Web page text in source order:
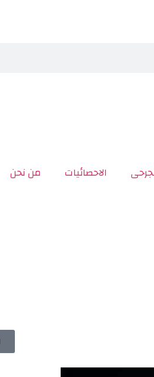
الاحصائيات من نحن